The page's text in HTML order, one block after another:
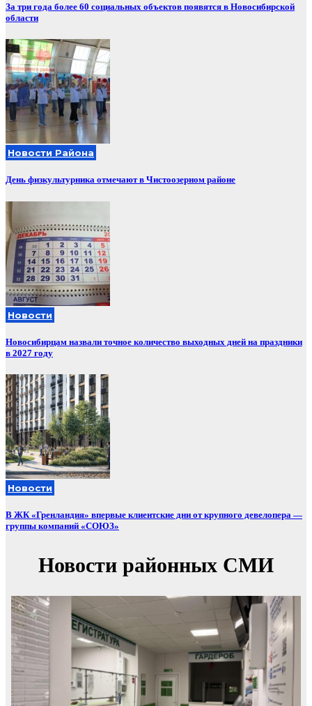
За три года более 60 социальных объектов появятся в Новосибирской
области
Новости Района
День физкультурника отмечают в Чистоозерном районе
Новости
Новосибирцам назвали точное количество выходных дней на праздники
в 2027 году
Новости
В ЖК «Гренландия» впервые клиентские дни от крупного девелопера —
группы компаний «СОЮЗ»